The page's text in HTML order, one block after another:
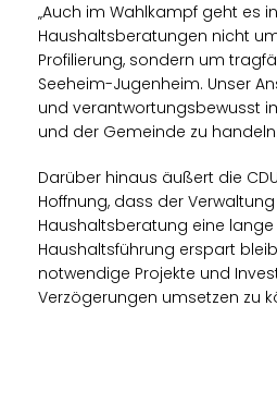
Auch im Wahlkampf geht es
Haushaltsberatungen nicht
Profilierung, sondern um
Seeheim-Jugenheim. Unser
und verantwortungsbewusst
und der Gemeinde zu
Darüber hinaus äußert die
Hoffnung, dass der
Haushaltsberatung eine
Haushaltsführung erspart
notwendige Projekte und
Verzögerungen umsetzen zu